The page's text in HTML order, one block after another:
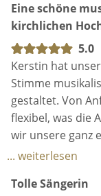
Mit ihrer
schnell die Gäste
Eine schöne
kirchlichen
5.0
Kerstin hat
Stimme
gestaltet. Von
flexibel, was die
wir unsere ganz
konnten. Ob
und konnten so
... weiterlesen
Tolle Sängerin